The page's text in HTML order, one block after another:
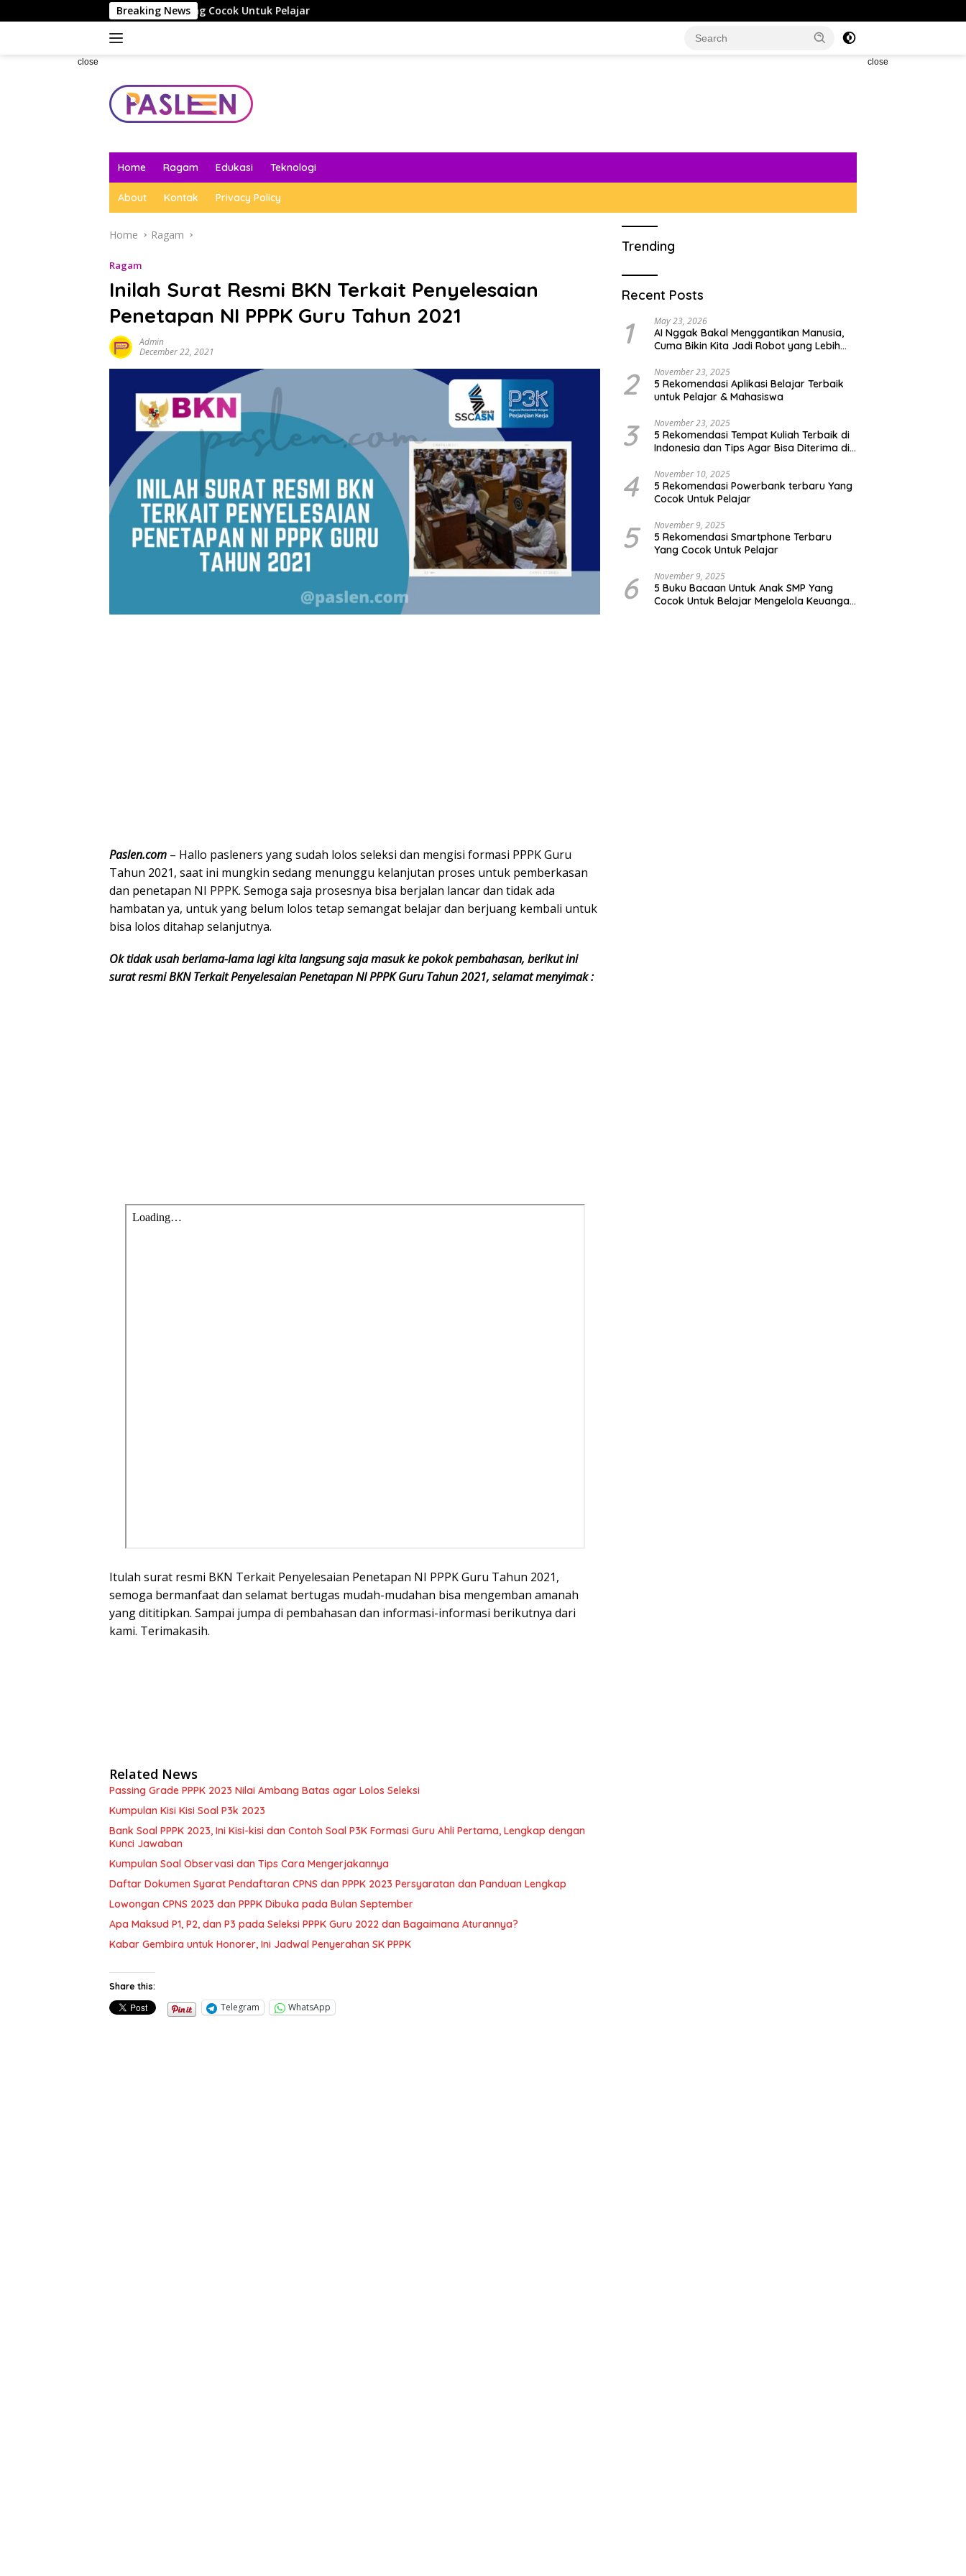
to
Breaking News
Terbaru Yang Cocok Untuk Pelajar
close close
Home Ragam Edukasi Teknologi
About Kontak Privacy Policy
Home Ragam
Ragam
Inilah Surat Resmi BKN Terkait Penyelesaian
Penetapan NI PPPK Guru Tahun 2021
Admin
December 22, 2021
Paslen.com – Hallo pasleners yang sudah lolos seleksi dan mengisi formasi PPPK Guru
Tahun 2021, saat ini mungkin sedang menunggu kelanjutan proses untuk pemberkasan
dan penetapan NI PPPK. Semoga saja prosesnya bisa berjalan lancar dan tidak ada
hambatan ya, untuk yang belum lolos tetap semangat belajar dan berjuang kembali untuk
bisa lolos ditahap selanjutnya.
Ok tidak usah berlama-lama lagi kita langsung saja masuk ke pokok pembahasan, berikut ini
surat resmi BKN Terkait Penyelesaian Penetapan NI PPPK Guru Tahun 2021, selamat menyimak :
Itulah surat resmi BKN Terkait Penyelesaian Penetapan NI PPPK Guru Tahun 2021,
semoga bermanfaat dan selamat bertugas mudah-mudahan bisa mengemban amanah
yang dititipkan. Sampai jumpa di pembahasan dan informasi-informasi berikutnya dari
kami. Terimakasih.
Related News
Passing Grade PPPK 2023 Nilai Ambang Batas agar Lolos Seleksi
Kumpulan Kisi Kisi Soal P3k 2023
Bank Soal PPPK 2023, Ini Kisi-kisi dan Contoh Soal P3K Formasi Guru Ahli Pertama, Lengkap dengan
Kunci Jawaban
Kumpulan Soal Observasi dan Tips Cara Mengerjakannya
Daftar Dokumen Syarat Pendaftaran CPNS dan PPPK 2023 Persyaratan dan Panduan Lengkap
Lowongan CPNS 2023 dan PPPK Dibuka pada Bulan September
Apa Maksud P1, P2, dan P3 pada Seleksi PPPK Guru 2022 dan Bagaimana Aturannya?
Kabar Gembira untuk Honorer, Ini Jadwal Penyerahan SK PPPK
Share this:
Telegram WhatsApp
Trending
Recent Posts
1 May 23, 2026
AI Nggak Bakal Menggantikan Manusia,
Cuma Bikin Kita Jadi Robot yang Lebih
2 November 23, 2025
5 Rekomendasi Aplikasi Belajar Terbaik
untuk Pelajar & Mahasiswa
3 November 23, 2025
5 Rekomendasi Tempat Kuliah Terbaik di
Indonesia dan Tips Agar Bisa Diterima di
4 November 10, 2025
5 Rekomendasi Powerbank terbaru Yang
Cocok Untuk Pelajar
5 November 9, 2025
5 Rekomendasi Smartphone Terbaru
Yang Cocok Untuk Pelajar
6 November 9, 2025
5 Buku Bacaan Untuk Anak SMP Yang
Cocok Untuk Belajar Mengelola Keuangan